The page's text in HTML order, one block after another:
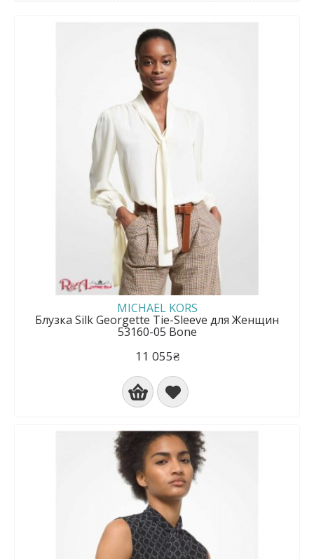
MICHAEL KORS
Блузка Silk Georgette Tie-Sleeve для Женщин
53160-05 Bone
11 055₴